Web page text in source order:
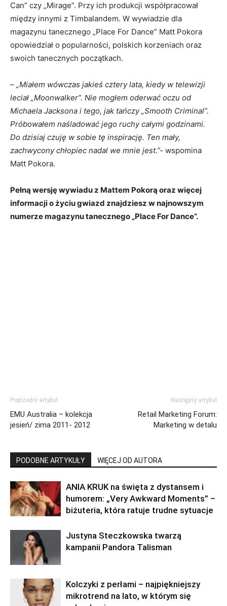
Can” czy „Mirage”. Przy ich produkcji współpracował
między innymi z Timbalandem. W wywiadzie dla
magazynu tanecznego „Place For Dance” Matt Pokora
opowiedział o popularności, polskich korzeniach oraz
swoich tanecznych początkach.
– „Miałem wówczas jakieś cztery lata, kiedy w telewizji
leciał „Moonwalker”. Nie mogłem oderwać oczu od
Michaela Jacksona i tego, jak tańczy „Smooth Criminal”.
Próbowałem naśladować jego ruchy całymi godzinami.
Do dzisiaj czuję w sobie tę inspirację. Ten mały,
zachwycony chłopiec nadal we mnie jest.”- wspomina
Matt Pokora.
Pełną wersję wywiadu z Mattem Pokorą oraz więcej
informacji o życiu gwiazd znajdziesz w najnowszym
numerze magazynu tanecznego „Place For Dance”.
Poprzedni artykuł
EMU Australia – kolekcja
jesień/ zima 2011- 2012
Następny artykuł
Retail Marketing Forum:
Marketing w detalu
PODOBNE ARTYKUŁY WIĘCEJ OD AUTORA
ANIA KRUK na święta z dystansem i
humorem: „Very Awkward Moments” –
biżuteria, która ratuje trudne sytuacje
Justyna Steczkowska twarzą
kampanii Pandora Talisman
Kolczyki z perłami – najpiękniejszy
mikrotrend na lato, w którym się